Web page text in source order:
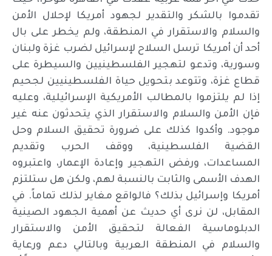
تقدموا بالشكر والتقدير لجهود أمريكا لإحلال الأمن
والسلام والاستقرار في المنطقة، ولم يخطر على بال
أحد أن أمريكا ترسل السلاح لإسرائيل لضرب غزة ولبنان
وسورية، وتدعو لتهجير الفلسطينيين والسيطرة على
قطاع غزة، وتتوعد بتحويل حياة الفلسطينيين لجحيم
إذا لم يلتزموا بالمطالب الأمريكية الإسرائيلية، وعليه
فإن الأمن والسلام والاستقرار الذي يتحدثون عنه غير
موجود. وأكدوا كذلك على ضرورة تحقيق السلام وحل
القضية الفلسطينية، ووقف الحرب وتقديم
المساعدات، ورفض التهجير وإعادة الإعمار، واعتبروه
الهدف الأسمى والثابت بالنسبة لهم، ولكن هل ستلتزم
أمريكا وإسرائيل بذلك؟ فالواقع مغاير لذلك تماماً. في
المقابل، لن نرى أي حديث عن أهمية الجهود الصينية
الدبلوماسية الفعالة لتحقيق الأمن والاستقرار
والسلام في المنطقة العربية وبالتالي دعم ورعاية